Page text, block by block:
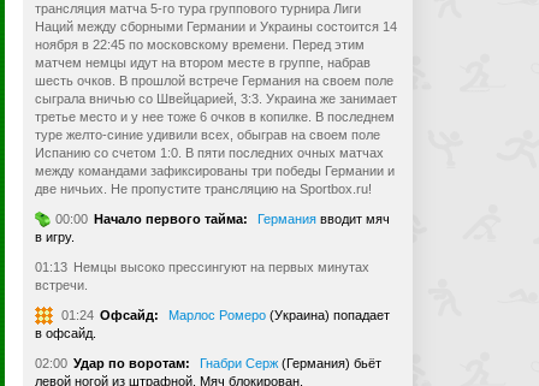
трансляция матча 5-го тура группового турнира Лиги
Наций между сборными Германии и Украины состоится 14
ноября в 22:45 по московскому времени. Перед этим
матчем немцы идут на втором месте в группе, набрав
шесть очков. В прошлой встрече Германия на своем поле
сыграла вничью со Швейцарией, 3:3. Украина же занимает
третье место и у нее тоже 6 очков в копилке. В последнем
туре желто-синие удивили всех, обыграв на своем поле
Испанию со счетом 1:0. В пяти последних очных матчах
между командами зафиксированы три победы Германии и
две ничьих. Не пропустите трансляцию на Sportbox.ru!
00:00 Начало первого тайма: Германия вводит мяч
в игру.
01:13 Немцы высоко прессингуют на первых минутах
встречи.
01:24 Офсайд: Марлос Ромеро (Украина) попадает
в офсайд.
02:00 Удар по воротам: Гнабри Серж (Германия) бьёт
левой ногой из штрафной. Мяч блокирован.